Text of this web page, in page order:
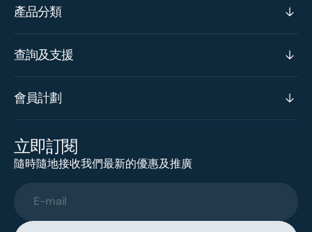
產品分類
查詢及支援
會員計劃
立即訂閱
隨時隨地接收我們最新的優惠及推廣
E-mail